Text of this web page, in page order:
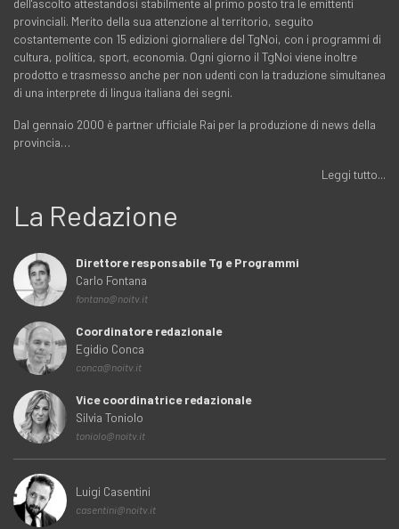
dell'ascolto attestandosi stabilmente al primo posto tra le emittenti
provinciali. Merito della sua attenzione al territorio, seguito
costantemente con 15 edizioni giornaliere del TgNoi, con i programmi di
cultura, politica, sport, economia. Ogni giorno il TgNoi viene inoltre
prodotto e trasmesso anche per non udenti con la traduzione simultanea
di una interprete di lingua italiana dei segni.
Dal gennaio 2000 è partner ufficiale Rai per la produzione di news della
provincia…
Leggi tutto...
La Redazione
Direttore responsabile Tg e Programmi
Carlo Fontana
fontana@noitv.it
Coordinatore redazionale
Egidio Conca
conca@noitv.it
Vice coordinatrice redazionale
Silvia Toniolo
toniolo@noitv.it
Luigi Casentini
casentini@noitv.it